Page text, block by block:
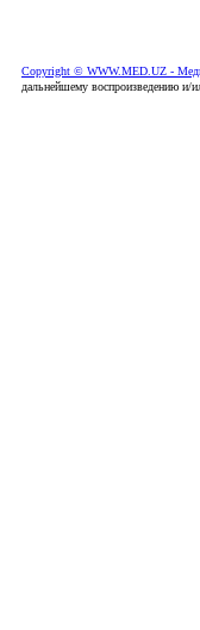
Copyright © WWW.MED.UZ -
дальнейшему воспроизведению и/